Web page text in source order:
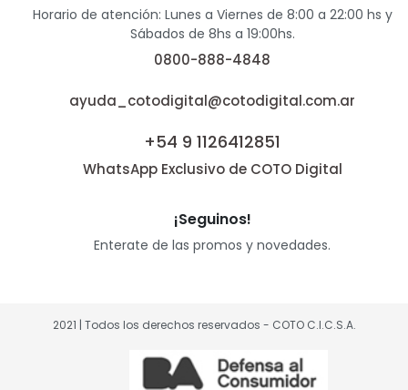
Horario de atención: Lunes a Viernes de 8:00 a 22:00 hs y
Sábados de 8hs a 19:00hs.
0800-888-4848
ayuda_cotodigital@cotodigital.com.ar
+54 9 1126412851
WhatsApp Exclusivo de COTO Digital
¡Seguinos!
Enterate de las promos y novedades.
2021 | Todos los derechos reservados - COTO C.I.C.S.A.